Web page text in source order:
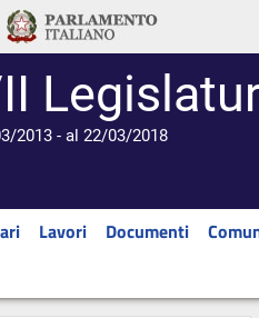
2013 - al 22/03/2018
Lavori Documenti